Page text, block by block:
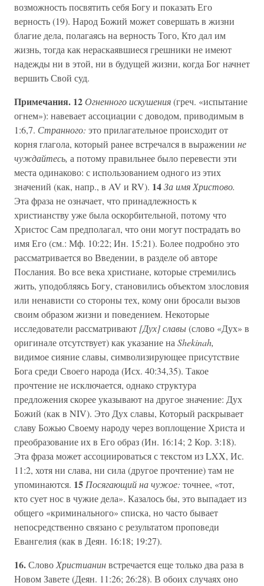
возможность посвятить себя Богу и показать Его
верность (19). Народ Божий может совершать в жизни
благие дела, полагаясь на верность Того, Кто дал им
жизнь, тогда как нераскаявшиеся грешники не имеют
надежды ни в этой, ни в будущей жизни, когда Бог начнет
вершить Свой суд.
Примечания. 12Огненного искушения(греч. «испытание
огнем»): навевает ассоциации с доводом, приводимым в
1:6,7. Странного: это прилагательное происходит от
корня глагола, который ранее встречался в выражении не
чуждайтесь, а потому правильнее было перевести эти
места одинаково: с использованием одного из этих
значений (как, напр., в AV и RV). 14За имя Христово.
Эта фраза не означает, что принадлежность к
христианству уже была оскорбительной, потому что
Христос Сам предполагал, что они могут пострадать во
имя Его (см.: Мф. 10:22; Ин. 15:21). Более подробно это
рассматривается во Введении, в разделе об авторе
Послания. Во все века христиане, которые стремились
жить, уподобляясь Богу, становились объектом злословия
или ненависти со стороны тех, кому они бросали вызов
своим образом жизни и поведением. Некоторые
исследователи рассматривают [Дух] славы(слово «Дух» в
оригинале отсутствует) как указание на Shekinah,
видимое сияние славы, символизирующее присутствие
Бога среди Своего народа (Исх. 40:34,35). Такое
прочтение не исключается, однако структура
предложения скорее указывают на другое значение: Дух
Божий (как в NIV). Это Дух славы, Который раскрывает
славу Божью Своему народу через воплощение Христа и
преобразование их в Его образ (Ин. 16:14; 2 Кор. 3:18).
Эта фраза может ассоциироваться с текстом из LXX, Ис.
11:2, хотя ни слава, ни сила (другое прочтение) там не
упоминаются. 15 Посягающий на чужое: точнее, «тот,
кто сует нос в чужие дела». Казалось бы, это выпадает из
общего «криминального» списка, но часто бывает
непосредственно связано с результатом проповеди
Евангелия (как в Деян. 16:18; 19:27).
16.Слово Христианинвстречается еще только два раза в
Новом Завете (Деян. 11:26; 26:28). В обоих случаях оно